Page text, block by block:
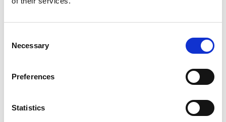
Selection
Necessary
Preferences
Statistics
Brandstof
Kleur Terrane Khaki (6X4)
Personenwagen